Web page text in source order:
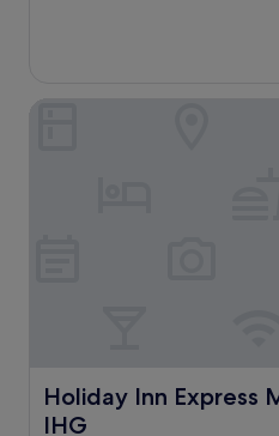
Holiday Inn Express
IHG
Holiday Inn Express